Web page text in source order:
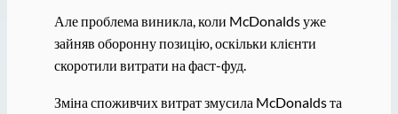
Але проблема виникла, коли McDonalds уже
зайняв оборонну позицію, оскільки клієнти
скоротили витрати на фаст-фуд.
Зміна споживчих витрат змусила McDonalds та